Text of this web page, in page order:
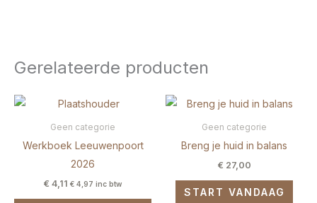
Gerelateerde producten
Geen categorie
Werkboek Leeuwenpoort
2026
€ 4,11 € 4,97 inc btw
Geen categorie
Breng je huid in balans
€ 27,00
START VANDAAG